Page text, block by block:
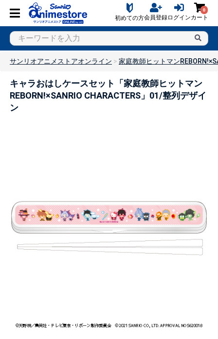
初めての方会員登録ログイン
0
カート
サンリオアニメストアオンライン 家庭教師ヒットマン
キャラおはしケースセット「家庭教師ヒットマン
REBORN!×SANRIO CHARACTERS」01/整列デザイ
ン